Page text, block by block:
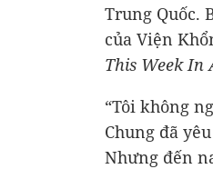
Trung Quốc.
của Viện
This Week In
“Tôi không
Chung đã
Nhưng đến